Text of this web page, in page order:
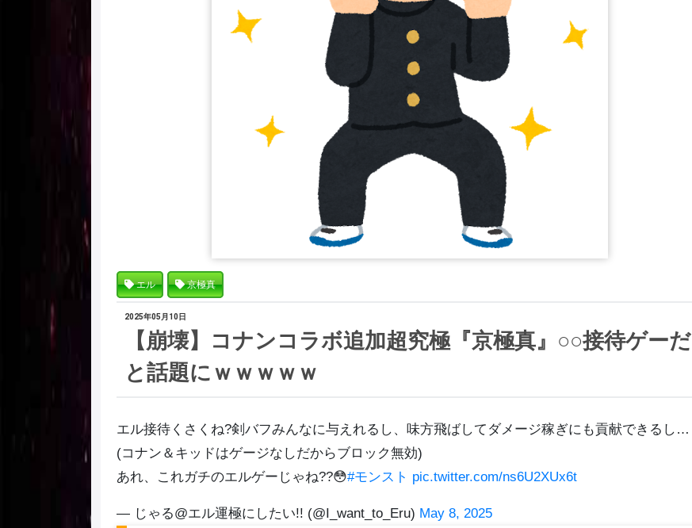
エル 京極真
2025年05月10日
【崩壊】コナンコラボ追加超究極『京極真』○○接待ゲーだ
と話題にｗｗｗｗｗ
エル接待くさくね?剣バフみんなに与えれるし、味方飛ばしてダメージ稼ぎにも貢献できるし…
(コナン＆キッドはゲージなしだからブロック無効)
あれ、これガチのエルゲーじゃね??😳#モンスト pic.twitter.com/ns6U2XUx6t
— じゃる@エル運極にしたい!! (@I_want_to_Eru) May 8, 2025